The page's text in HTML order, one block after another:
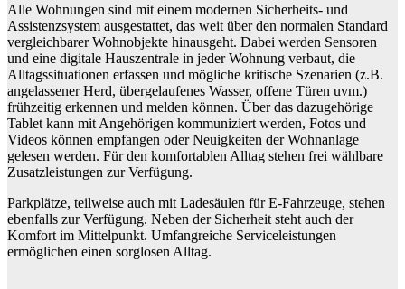
Alle Wohnungen sind mit einem modernen Sicherheits- und
Assistenzsystem ausgestattet, das weit über den normalen Standard
vergleichbarer Wohnobjekte hinausgeht. Dabei werden Sensoren
und eine digitale Hauszentrale in jeder Wohnung verbaut, die
Alltagssituationen erfassen und mögliche kritische Szenarien (z.B.
angelassener Herd, übergelaufenes Wasser, offene Türen uvm.)
frühzeitig erkennen und melden können. Über das dazugehörige
Tablet kann mit Angehörigen kommuniziert werden, Fotos und
Videos können empfangen oder Neuigkeiten der Wohnanlage
gelesen werden. Für den komfortablen Alltag stehen frei wählbare
Zusatzleistungen zur Verfügung.
Parkplätze, teilweise auch mit Ladesäulen für E-Fahrzeuge, stehen
ebenfalls zur Verfügung. Neben der Sicherheit steht auch der
Komfort im Mittelpunkt. Umfangreiche Serviceleistungen
ermöglichen einen sorglosen Alltag.